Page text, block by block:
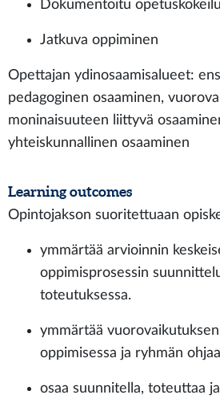
Dokumentoitu opetuskokeilu
Jatkuva oppiminen
Opettajan ydinosaamisalueet:
pedagoginen osaaminen,
moninaisuuteen liittyvä
yhteiskunnallinen osaaminen
Learning outcomes
Opintojakson suoritettuaan
ymmärtää arvioinnin
oppimisprosessin
toteutuksessa.
ymmärtää
oppimisessa ja ryhmän
osaa suunnitella, toteuttaa